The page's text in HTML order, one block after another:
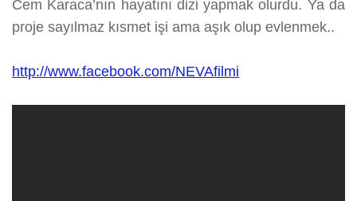
Cem Karaca’nın hayatını dizi yapmak olurdu. Ya da
proje sayılmaz kısmet işi ama aşık olup evlenmek..
http://www.facebook.com/NEVAfilmi